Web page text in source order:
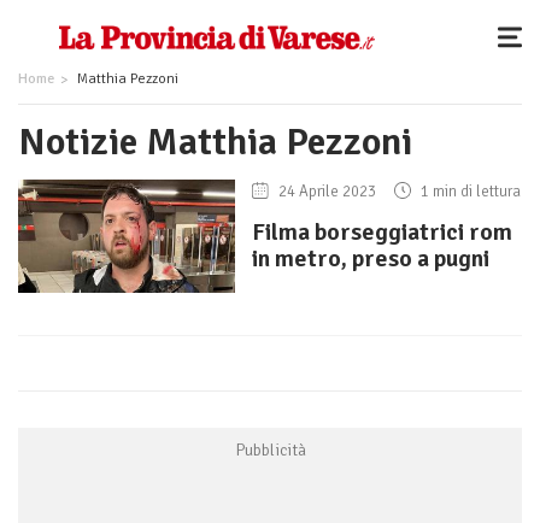
Home Matthia Pezzoni
Notizie Matthia Pezzoni
24 Aprile 2023 1 min di lettura
Filma borseggiatrici rom
in metro, preso a pugni